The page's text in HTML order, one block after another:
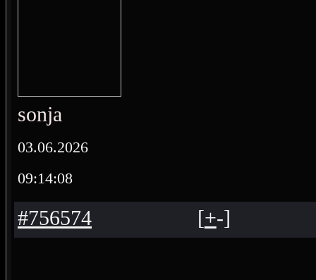
sonja
03.06.2026
09:14:08
#756574 [+-]